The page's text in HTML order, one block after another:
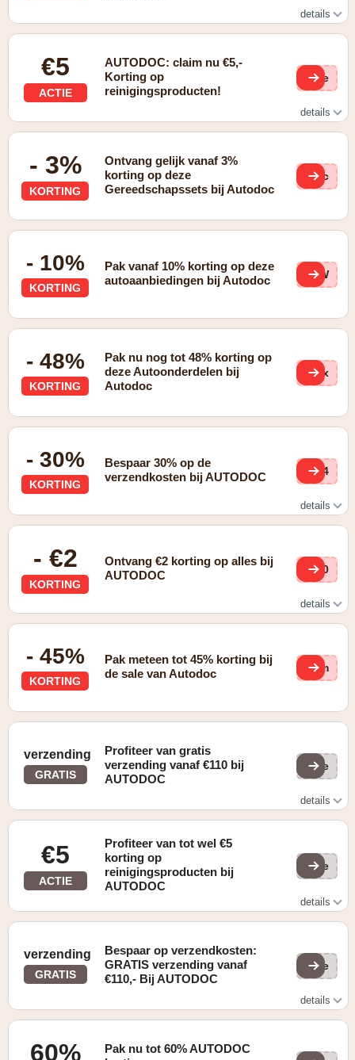
details
€5
ACTIE
AUTODOC: claim nu €5,-
Korting op
reinigingsproducten!
(ge
details
- 3%
KORTING
Ontvang gelijk vanaf 3%
korting op deze
Gereedschapssets bij Autodoc
csc
- 10%
KORTING
Pak vanaf 10% korting op deze
autoaanbiedingen bij Autodoc
53W
- 48%
KORTING
Pak nu nog tot 48% korting op
deze Autoonderdelen bij
Autodoc
ZMx
- 30%
KORTING
Bespaar 30% op de
verzendkosten bij AUTODOC
px4
details
- €2
KORTING
Ontvang €2 korting op alles bij
AUTODOC
fY0
details
- 45%
KORTING
Pak meteen tot 45% korting bij
de sale van Autodoc
Ntm
verzending
GRATIS
Profiteer van gratis
verzending vanaf €110 bij
AUTODOC
(ge
details
€5
ACTIE
Profiteer van tot wel €5
korting op
reinigingsproducten bij
AUTODOC
(ge
details
verzending
GRATIS
Bespaar op verzendkosten:
GRATIS verzending vanaf
€110,- Bij AUTODOC
(ge
details
60%
Pak nu tot 60% AUTODOC